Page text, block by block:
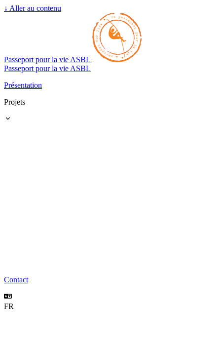
↓ Aller au contenu
Passeport pour la vie ASBL
Passeport pour la vie ASBL
Présentation
Projets
Contact
FR